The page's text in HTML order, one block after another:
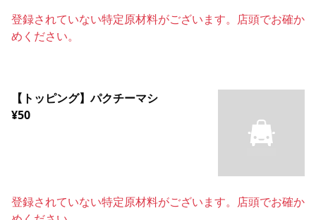
登録されていない特定原材料がございます。店頭でお確か
めください。
【トッピング】パクチーマシ
¥50
登録されていない特定原材料がございます。店頭でお確か